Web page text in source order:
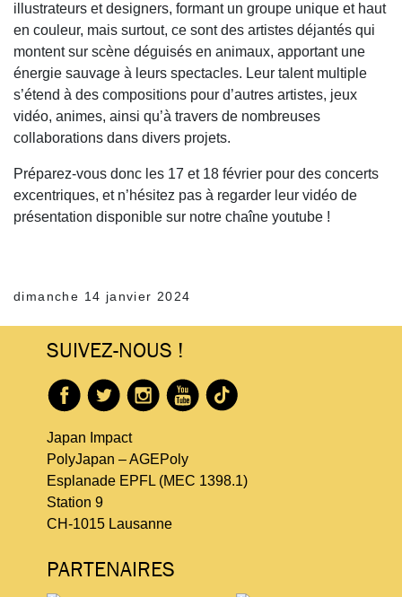
illustrateurs et designers, formant un groupe unique et haut
en couleur, mais surtout, ce sont des artistes déjantés qui
montent sur scène déguisés en animaux, apportant une
énergie sauvage à leurs spectacles. Leur talent multiple
s’étend à des compositions pour d’autres artistes, jeux
vidéo, animes, ainsi qu’à travers de nombreuses
collaborations dans divers projets.
Préparez-vous donc les 17 et 18 février pour des concerts
excentriques, et n’hésitez pas à regarder leur vidéo de
présentation disponible sur notre chaîne youtube !
dimanche 14 janvier 2024
SUIVEZ-NOUS !
Japan Impact
PolyJapan – AGEPoly
Esplanade EPFL (MEC 1398.1)
Station 9
CH-1015 Lausanne
PARTENAIRES